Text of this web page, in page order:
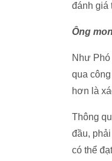
đánh giá
Ông
Như
qua
hơn là
Thông
đầu,
có thể